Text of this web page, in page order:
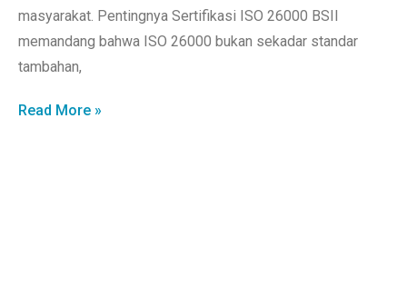
masyarakat. Pentingnya Sertifikasi ISO 26000 BSII
memandang bahwa ISO 26000 bukan sekadar standar
tambahan,
Read More »